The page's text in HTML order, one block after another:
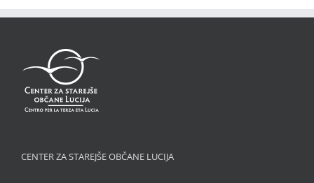
CENTER ZA STAREJŠE OBČANE LUCIJA